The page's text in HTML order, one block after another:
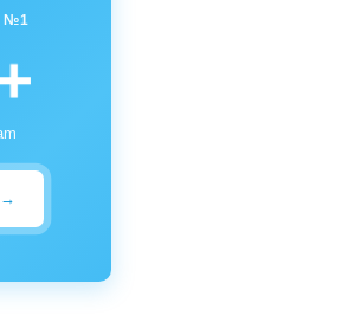
№1
→